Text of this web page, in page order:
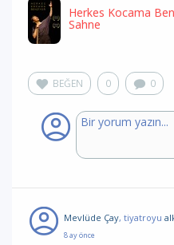
Herkes Kocama
Sahne
BEĞEN 0 0
Mevlüde Çay, tiyatroyu
8 ay önce